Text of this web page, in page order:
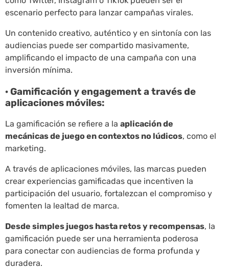
escenario perfecto para lanzar campañas virales.
Un contenido creativo, auténtico y en sintonía con las
audiencias puede ser compartido masivamente,
amplificando el impacto de una campaña con una
inversión mínima.
· Gamificación y engagement a través de
aplicaciones móviles:
La gamificación se refiere a la aplicación de
mecánicas de juego en contextos no lúdicos, como el
marketing.
A través de aplicaciones móviles, las marcas pueden
crear experiencias gamificadas que incentiven la
participación del usuario, fortalezcan el compromiso y
fomenten la lealtad de marca.
Desde simples juegos hasta retos y recompensas, la
gamificación puede ser una herramienta poderosa
para conectar con audiencias de forma profunda y
duradera.